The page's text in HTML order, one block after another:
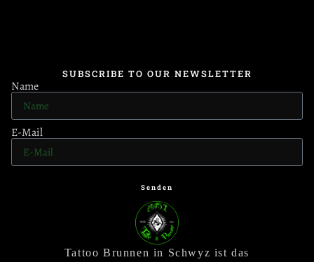
SUBSCRIBE TO OUR NEWSLETTER
Name
E-Mail
Senden
Tattoo Brunnen in Schwyz ist das